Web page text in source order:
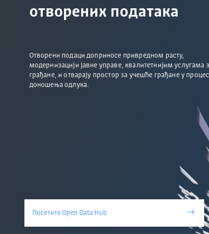
отворених података
Отворени подаци доприносе привредном расту,
модернизацији јавне управе, квалитетнијим услугама
грађане, и отварају простор за учешће грађане у
доношења одлука.
Посетите Open Data Hub